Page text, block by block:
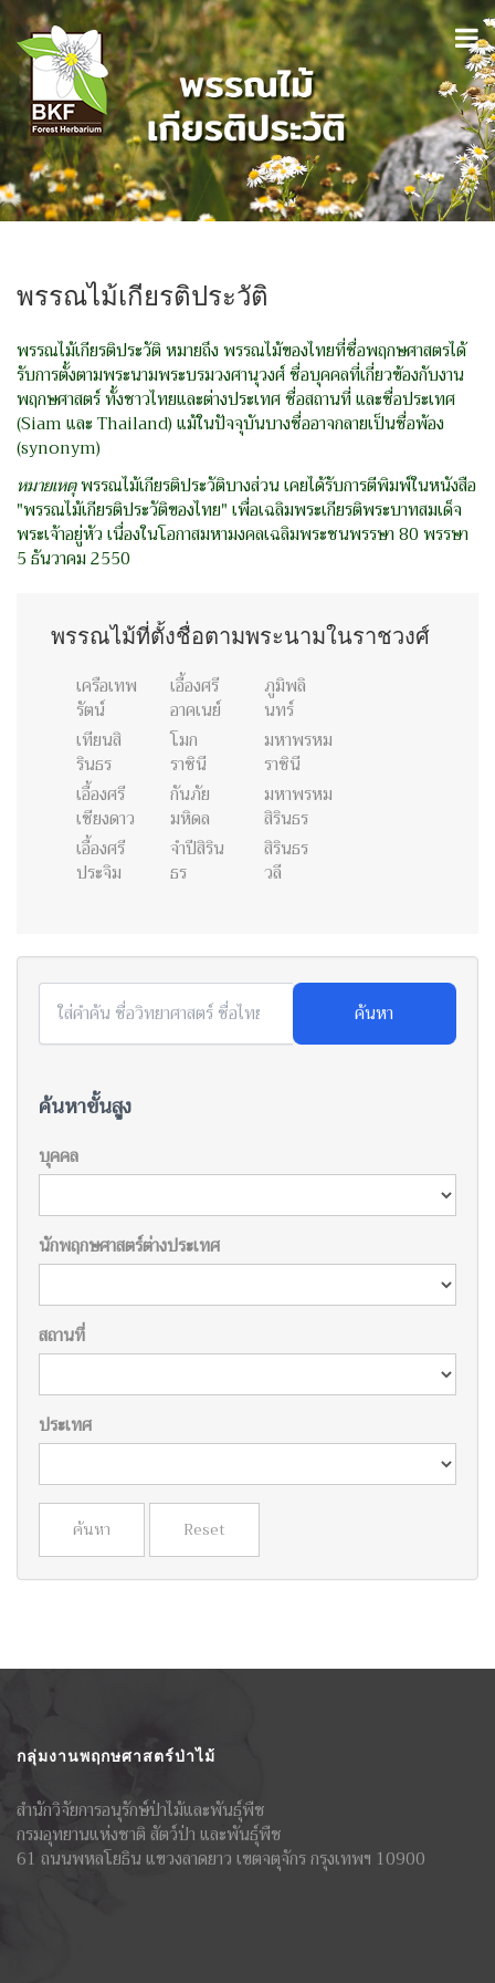
พรรณไม้เกียรติประวัติ
พรรณไม้เกียรติประวัติ หมายถึงพรรณไม้ของไทยที่ชื่อพฤกษศาสตรได้
รับการตั้งตามพระนามพระบรมวงศานุวงศ์ ชื่อบุคคลที่เกี่ยวข้องกับงาน
พฤกษศาสตร์ ทั้งชาวไทยและต่างประเทศ ชื่อสถานที่ และชื่อประเทศ
(Siam และ Thailand) แม้ในปัจจุบันบางชื่ออาจกลายเป็นชื่อพ้อง
(synonym)
หมายเหตุพรรณไม้เกียรติประวัติบางส่วน เคยได้รับการตีพิมพ์ในหนังสือ
"พรรณไม้เกียรติประวัติของไทย" เพื่อเฉลิมพระเกียรติพระบาทสมเด็จ
พระเจ้าอยู่หัว เนื่องในโอกาสมหามงคลเฉลิมพระชนพรรษา 80 พรรษา
5 ธันวาคม 2550
พรรณไม้ที่ตั้งชื่อตามพระนามในราชวงศ์
เครือเทพ
รัตน์
เทียนสิ
รินธร
เอื้องศรี
เชียงดาว
เอื้องศรี
ประจิม
เอื้องศรี
อาคเนย์
โมก
ราชินี
กันภัย
มหิดล
จำปีสิริน
ธร
ภูมิพลิ
นทร์
มหาพรหม
ราชินี
มหาพรหม
สิรินธร
สิรินธร
วลี
ค้นหา
ค้นหาขั้นสูง
บุคคล
นักพฤกษศาสตร์ต่างประเทศ
สถานที่
ประเทศ
ค้นหา
กลุ่มงานพฤกษศาสตร์ป่าไม้
สำนักวิจัยการอนุรักษ์ป่าไม้และพันธุ์พืช
กรมอุทยานแห่งชาติ สัตว์ป่า และพันธุ์พืช
61 ถนนพหลโยธิน แขวงลาดยาว เขตจตุจักร กรุงเทพฯ 10900